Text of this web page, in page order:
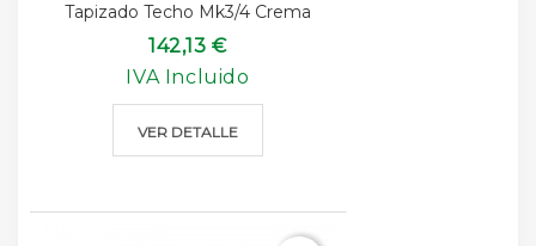
Tapizado Techo Mk3/4 Crema
142,13 €
IVA Incluido
VER DETALLE